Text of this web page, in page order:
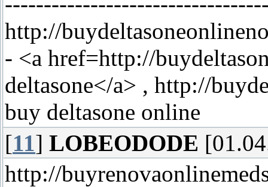
http://
- <a href=http://
deltasone</a> , http://
buy deltasone online
[11] LOBEODODE
http://